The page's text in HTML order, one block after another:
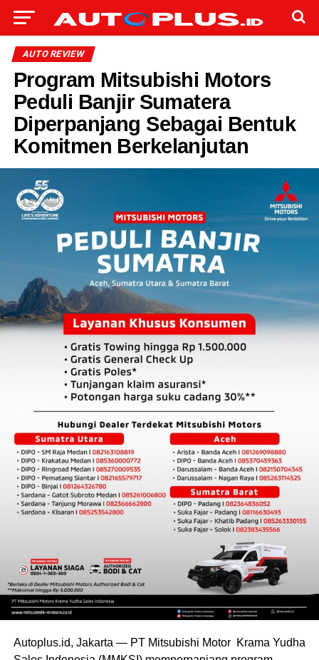
AUTO REVIEW
Program Mitsubishi Motors
Peduli Banjir Sumatera
Diperpanjang Sebagai Bentuk
Komitmen Berkelanjutan
Autoplus.id, Jakarta — PT Mitsubishi Motor Krama Yudha